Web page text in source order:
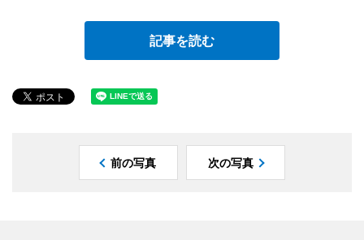
記事を読む
前の写真 次の写真